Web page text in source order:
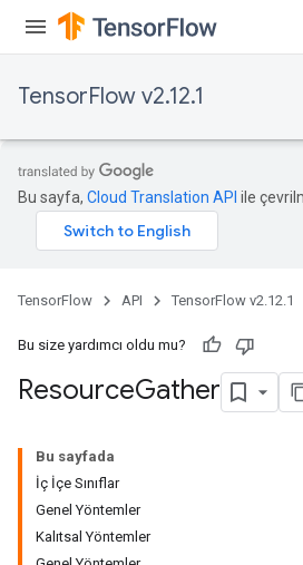
TensorFlow v2.12.1
Bu sayfa, Cloud Translation API ile
TensorFlow API TensorFlow v2.12.1
Bu size yardımcı oldu mu?
ResourceGather
Bu sayfada
İç İçe Sınıflar
Genel Yöntemler
Kalıtsal Yöntemler